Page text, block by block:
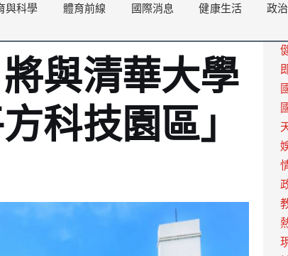
與科學 體育前線 國際消息 健康生活 政
與清華大學
科技園區」